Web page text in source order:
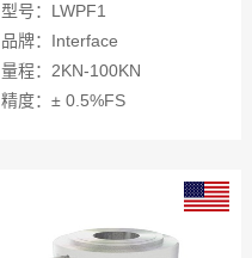
型号：LWPF1
品牌：Interface
量程：2KN-100KN
精度：± 0.5%FS